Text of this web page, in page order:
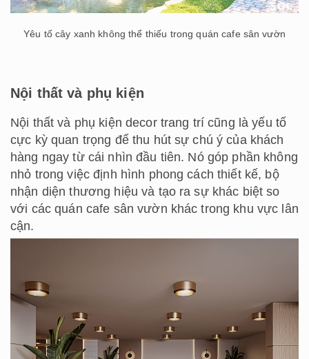
Yêu tố cây xanh không thể thiếu trong quán cafe sân vườn
Nội thất và phụ kiện
Nội thất và phụ kiện decor trang trí cũng là yếu tố
cực kỳ quan trọng để thu hút sự chú ý của khách
hàng ngay từ cái nhìn đầu tiên. Nó góp phần không
nhỏ trong việc định hình phong cách thiết kế, bộ
nhận diện thương hiệu và tạo ra sự khác biệt so
với các quán cafe sân vườn khác trong khu vực lân
cận.